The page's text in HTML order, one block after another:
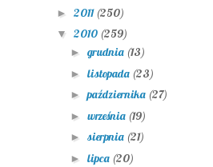
► 2011 (250)
▼ 2010 (259)
► grudnia (13)
► listopada (23)
►października (27)
► września (19)
► sierpnia (21)
► lipca (20)